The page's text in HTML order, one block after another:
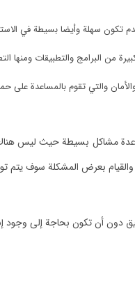
تكون سهلة وأيضا بسيطة في
من البرامج والتطبيقات ومنها
والتي تقوم بالمساعدة على
مشاكل بسيطة حيث ليس
والقيام بعرض المشكلة سوف
دون أن تكون بحاجة إلى